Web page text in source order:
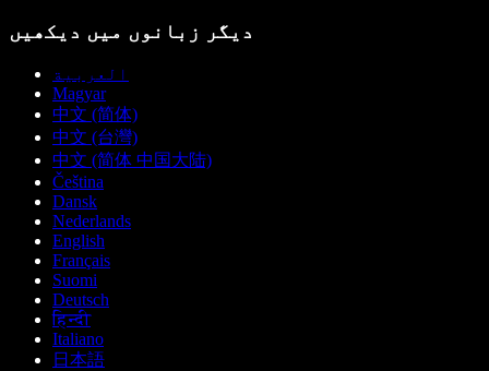
دیگر زبانوں میں دیکھیں
العربية
Magyar
中文 (简体)
中文 (台灣)
中文 (简体 中国大陆)
Čeština
Dansk
Nederlands
English
Français
Suomi
Deutsch
हिन्दी
Italiano
日本語